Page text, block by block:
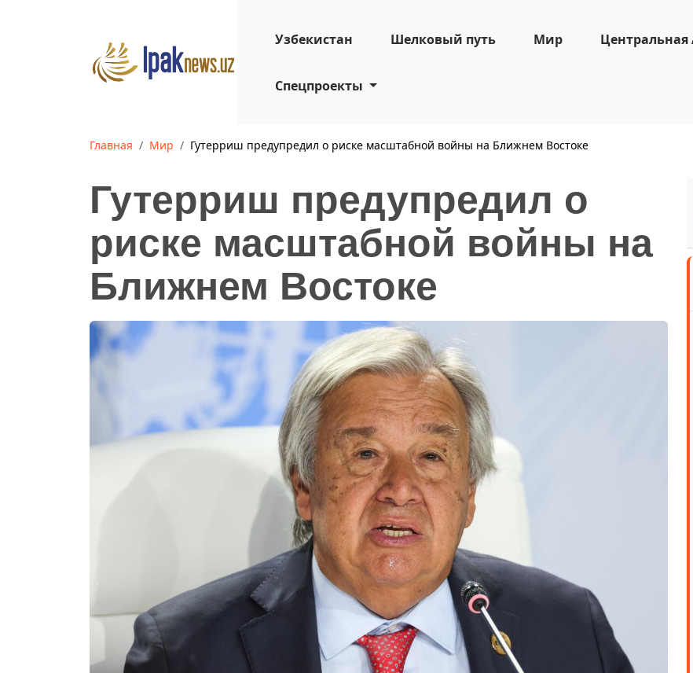
Узбекистан Шелковый путь Мир Центральная
Спецпроекты
Главная Мир Гутерриш предупредил о риске масштабной войны на Ближнем Востоке
Гутерриш предупредил о
риске масштабной войны на
Ближнем Востоке